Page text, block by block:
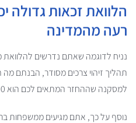
הלוואת זכאות גדולה
רעה מהמדינה
נניח לדוגמה שאתם נדרשים להלוואת
תהליך זיהוי צרכים מסודר, הבנתם
למסקנה שההחזר המתאים לכם הוא 4,400 שקלים בחודש.
נוסף על כך, אתם מגיעים ממשפחות